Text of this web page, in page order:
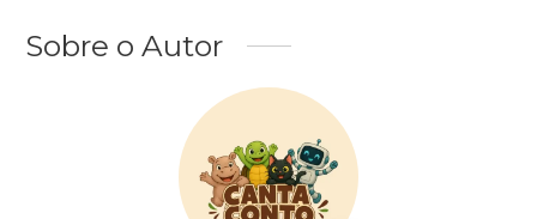
Sobre o Autor